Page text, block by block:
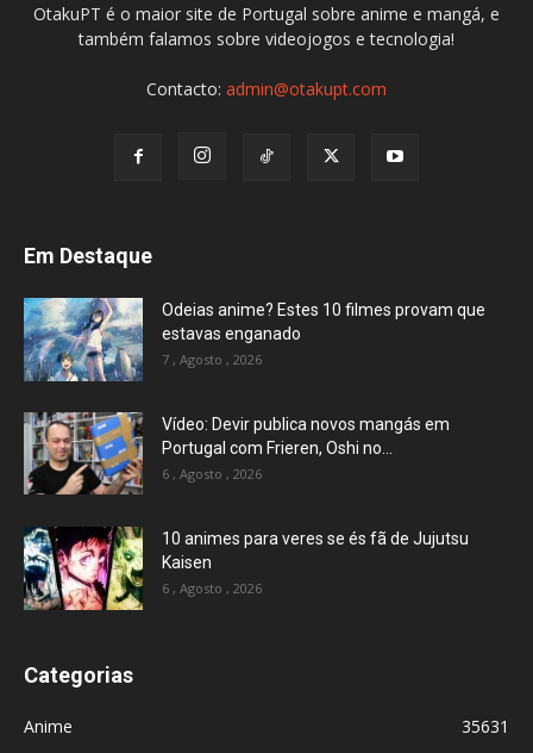
OtakuPT é o maior site de Portugal sobre anime e mangá, e
também falamos sobre videojogos e tecnologia!
Contacto: admin@otakupt.com
Em Destaque
Odeias anime? Estes 10 filmes provam que
estavas enganado
7 , Agosto , 2026
Vídeo: Devir publica novos mangás em
Portugal com Frieren, Oshi no...
6 , Agosto , 2026
10 animes para veres se és fã de Jujutsu
Kaisen
6 , Agosto , 2026
Categorias
Anime
35631